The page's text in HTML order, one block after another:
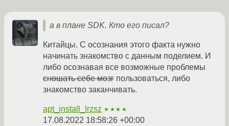
а в плане SDK. Кто его писал?
Китайцы. С осознания этого факта нужно
начинать знакомство с данным поделием. И
либо осознавая все возможные проблемы
сношать себе мозг пользоваться, либо
знакомство заканчивать.
apt_install_lrzsz ★★★★
17.08.2022 18:58:26 +00:00